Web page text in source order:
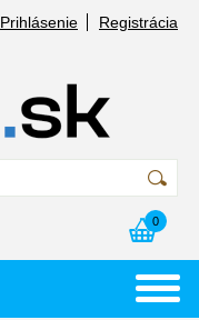
Prihlásenie Registrácia
0